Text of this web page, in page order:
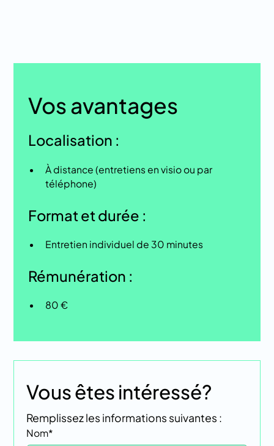
Vos avantages
Localisation :
À distance (entretiens en visio ou par
téléphone)
Format et durée :
Entretien individuel de 30 minutes
Rémunération :
80 €
Vous êtes intéressé?
Remplissez les informations suivantes :
Nom*